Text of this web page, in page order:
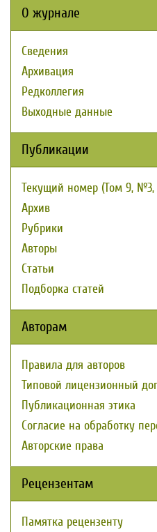
О журнале
Сведения
Архивация
Редколлегия
Выходные данные
Публикации
Текущий номер (Том 9, №3,
Архив
Рубрики
Авторы
Статьи
Подборка статей
Авторам
Правила для авторов
Типовой лицензионный
Публикационная этика
Согласие на обработку
Авторские права
Рецензентам
Памятка рецензенту